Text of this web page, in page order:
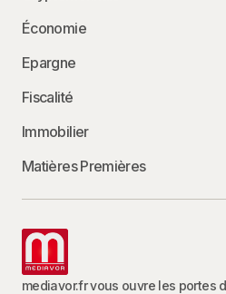
mediavor.fr vous ouvre les portes
Économie
Epargne
Fiscalité
Immobilier
Matières Premières